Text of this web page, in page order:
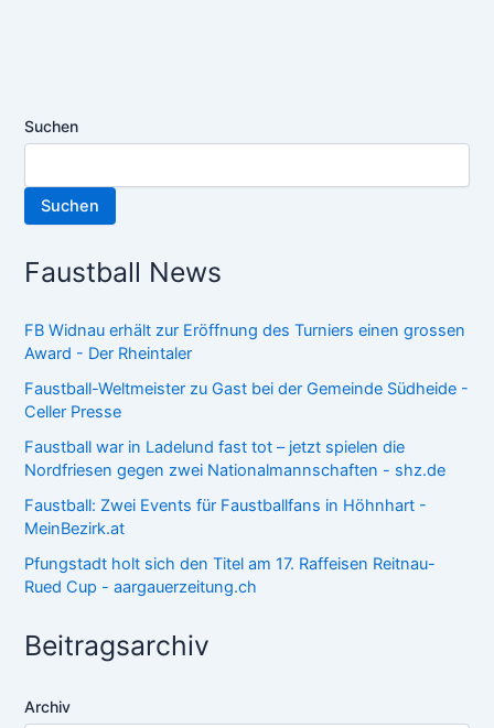
Suchen
Suchen
Faustball News
FB Widnau erhält zur Eröffnung des Turniers einen grossen
Award - Der Rheintaler
Faustball-Weltmeister zu Gast bei der Gemeinde Südheide -
Celler Presse
Faustball war in Ladelund fast tot – jetzt spielen die
Nordfriesen gegen zwei Nationalmannschaften - shz.de
Faustball: Zwei Events für Faustballfans in Höhnhart -
MeinBezirk.at
Pfungstadt holt sich den Titel am 17. Raffeisen Reitnau-
Rued Cup - aargauerzeitung.ch
Beitragsarchiv
Archiv